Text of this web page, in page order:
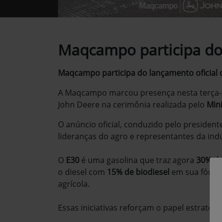
Maqcampo participa
Maqcampo participa do lançamento
A Maqcampo marcou presença nesta
John Deere na cerimônia realizada pelo
O anúncio oficial, conduzido pelo
lideranças do agro e representantes da
O E30 é uma gasolina que traz agora 30%
o diesel com 15% de biodiesel em sua
agrícola.
Essas iniciativas reforçam o papel